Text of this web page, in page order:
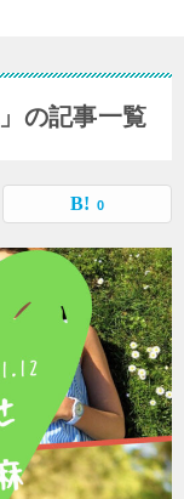
の記事一覧
0